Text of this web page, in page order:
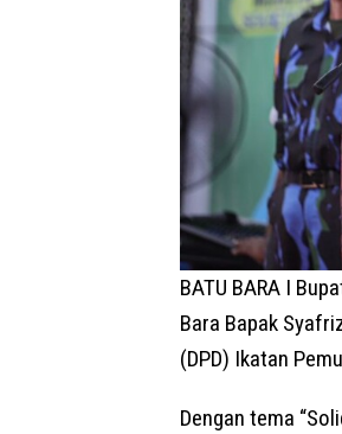
BATU BARA I
Bara Bapak
(DPD) Ikatan
Dengan tema